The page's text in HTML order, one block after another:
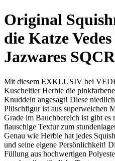
Original
die Katze
Jazwares
Mit diesem EXKLUSIV bei
Kuscheltier Herbie die
Knuddeln angesagt! Diese
Plüschfigur ist aus superweichen
Grade im Bauchbereich ist gibt es
flauschige Textur zum
Genau wie Herbie hat jedes
und seine eigene Persönlichkeit!
Füllung aus hochwertigen